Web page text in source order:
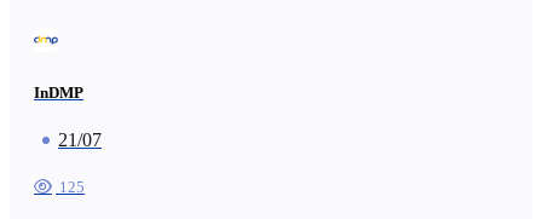
InDMP
21/07
125